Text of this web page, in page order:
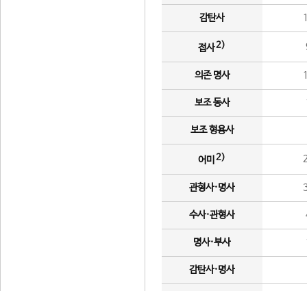
감탄사
접사2)
의존 명사
보조 동사
보조 형용사
어미 2)
관형사·명사
수사·관형사
명사·부사
감탄사·명사